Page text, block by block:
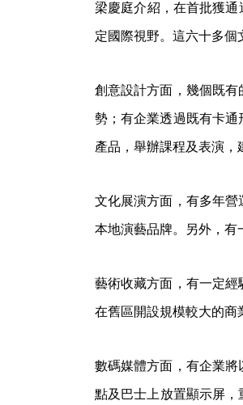
梁慶庭介紹，在首批獲
定國際視野。這六十多個
創意設計方面，幾個既
勢；有企業透過既有卡
產品，舉辦課程及表演，
文化展演方面，有多年
本地演藝品牌。另外，有
藝術收藏方面，有一定
在舊區開設規模較大的商
數碼媒體方面，有企業
點及巴士上放置顯示屏